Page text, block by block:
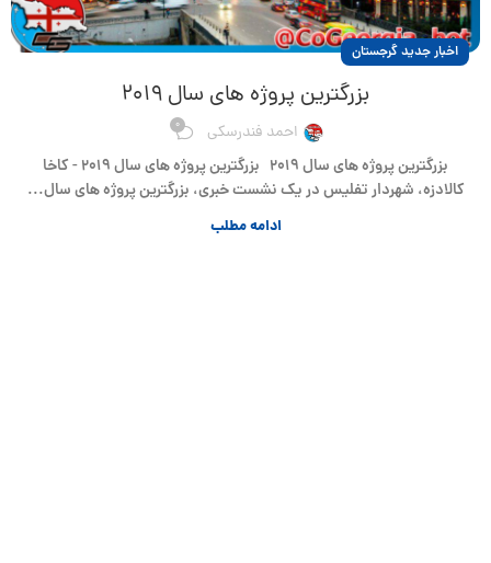
اخبار جدید گرجستان
بزرگترین پروژه های سال ۲۰۱۹
احمد فندرسکی 0
بزرگترین پروژه های سال ۲۰۱۹ بزرگترین پروژه های سال ۲۰۱۹ - کاخا
کالادزه، شهردار تفلیس در یک نشست خبری، بزرگترین پروژه های سال...
ادامه مطلب